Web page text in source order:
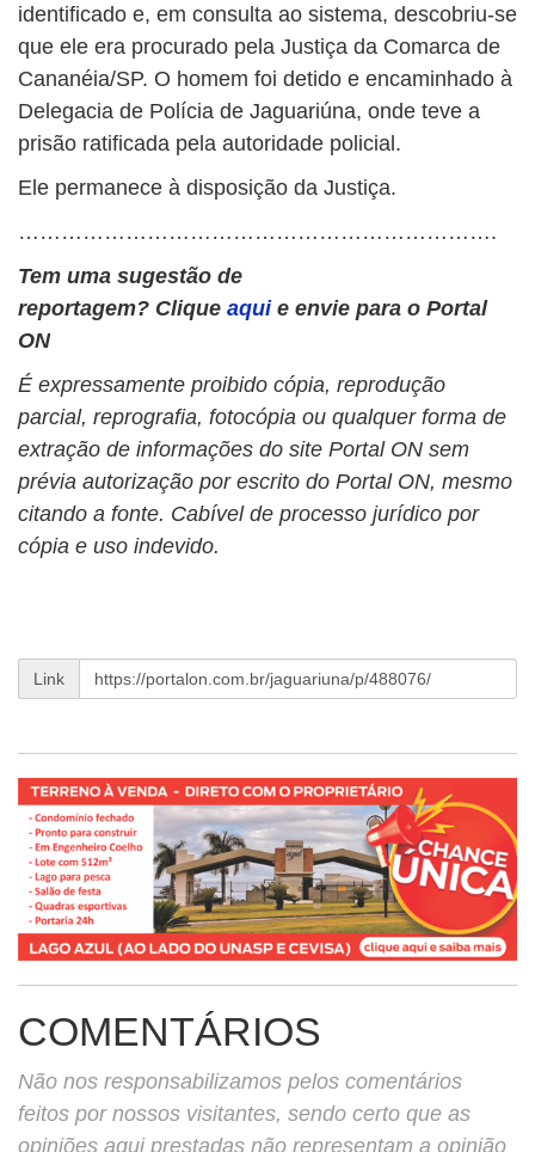
identificado e, em consulta ao sistema, descobriu-se
que ele era procurado pela Justiça da Comarca de
Cananéia/SP. O homem foi detido e encaminhado à
Delegacia de Polícia de Jaguariúna, onde teve a
prisão ratificada pela autoridade policial.
Ele permanece à disposição da Justiça.
………………………………………………………….
Tem uma sugestão de
reportagem? Clique aqui e envie para o Portal
ON
É expressamente proibido cópia, reprodução
parcial, reprografia, fotocópia ou qualquer forma de
extração de informações do site Portal ON sem
prévia autorização por escrito do Portal ON, mesmo
citando a fonte. Cabível de processo jurídico por
cópia e uso indevido.
Link
COMENTÁRIOS
Não nos responsabilizamos pelos comentários
feitos por nossos visitantes, sendo certo que as
opiniões aqui prestadas não representam a opinião